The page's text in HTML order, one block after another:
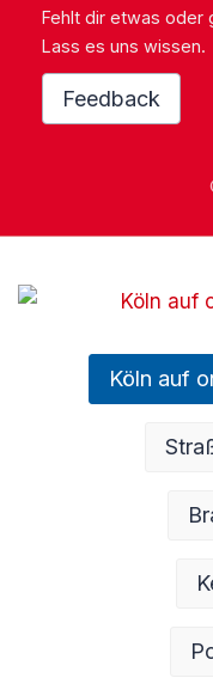
Fehlt dir etwas oder
Lass es uns wissen.
Feedback
Köln auf